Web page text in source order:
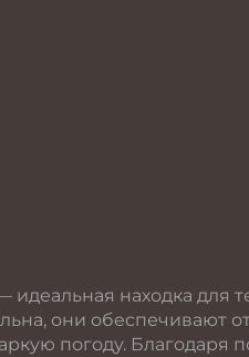
находка для
они обеспечивают
погоду. Благодаря